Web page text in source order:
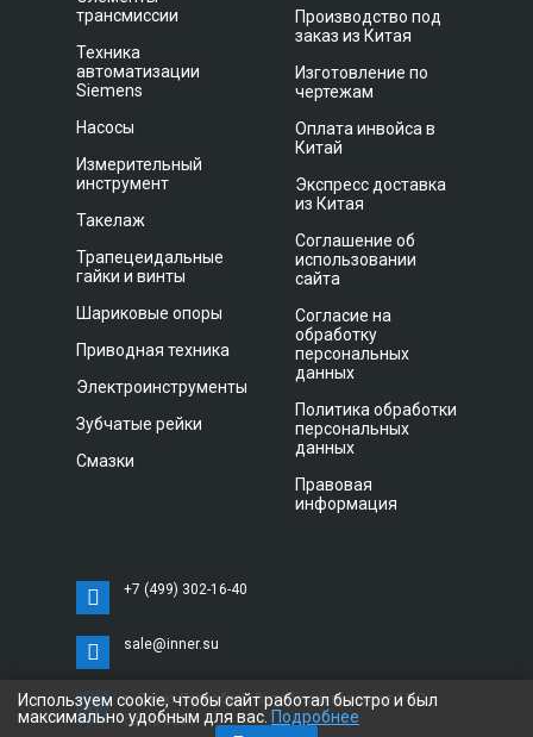
трансмиссии
Техника
автоматизации
Siemens
Насосы
Измерительный
инструмент
Такелаж
Трапецеидальные
гайки и винты
Шариковые опоры
Приводная техника
Электроинструменты
Зубчатые рейки
Смазки
Производство под
заказ из Китая
Изготовление по
чертежам
Оплата инвойса в
Китай
Экспресс доставка
из Китая
Соглашение об
использовании
сайта
Согласие на
обработку
персональных
данных
Политика обработки
персональных
данных
Правовая
информация
+7 (499) 302-16-40
sale@inner.su
г. Санкт-Петербург, Витебский проспект 11 С,
офис 3033
Используем cookie, чтобы сайт работал быстро и был
максимально удобным для вас. Подробнее